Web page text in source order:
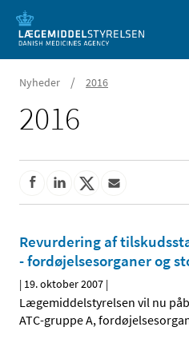
Nyheder / 2016
2016
Revurdering af
- fordøjelsesorganer og
| 19. oktober 2007 |
Lægemiddelstyrelsen vil nu
ATC-gruppe A,